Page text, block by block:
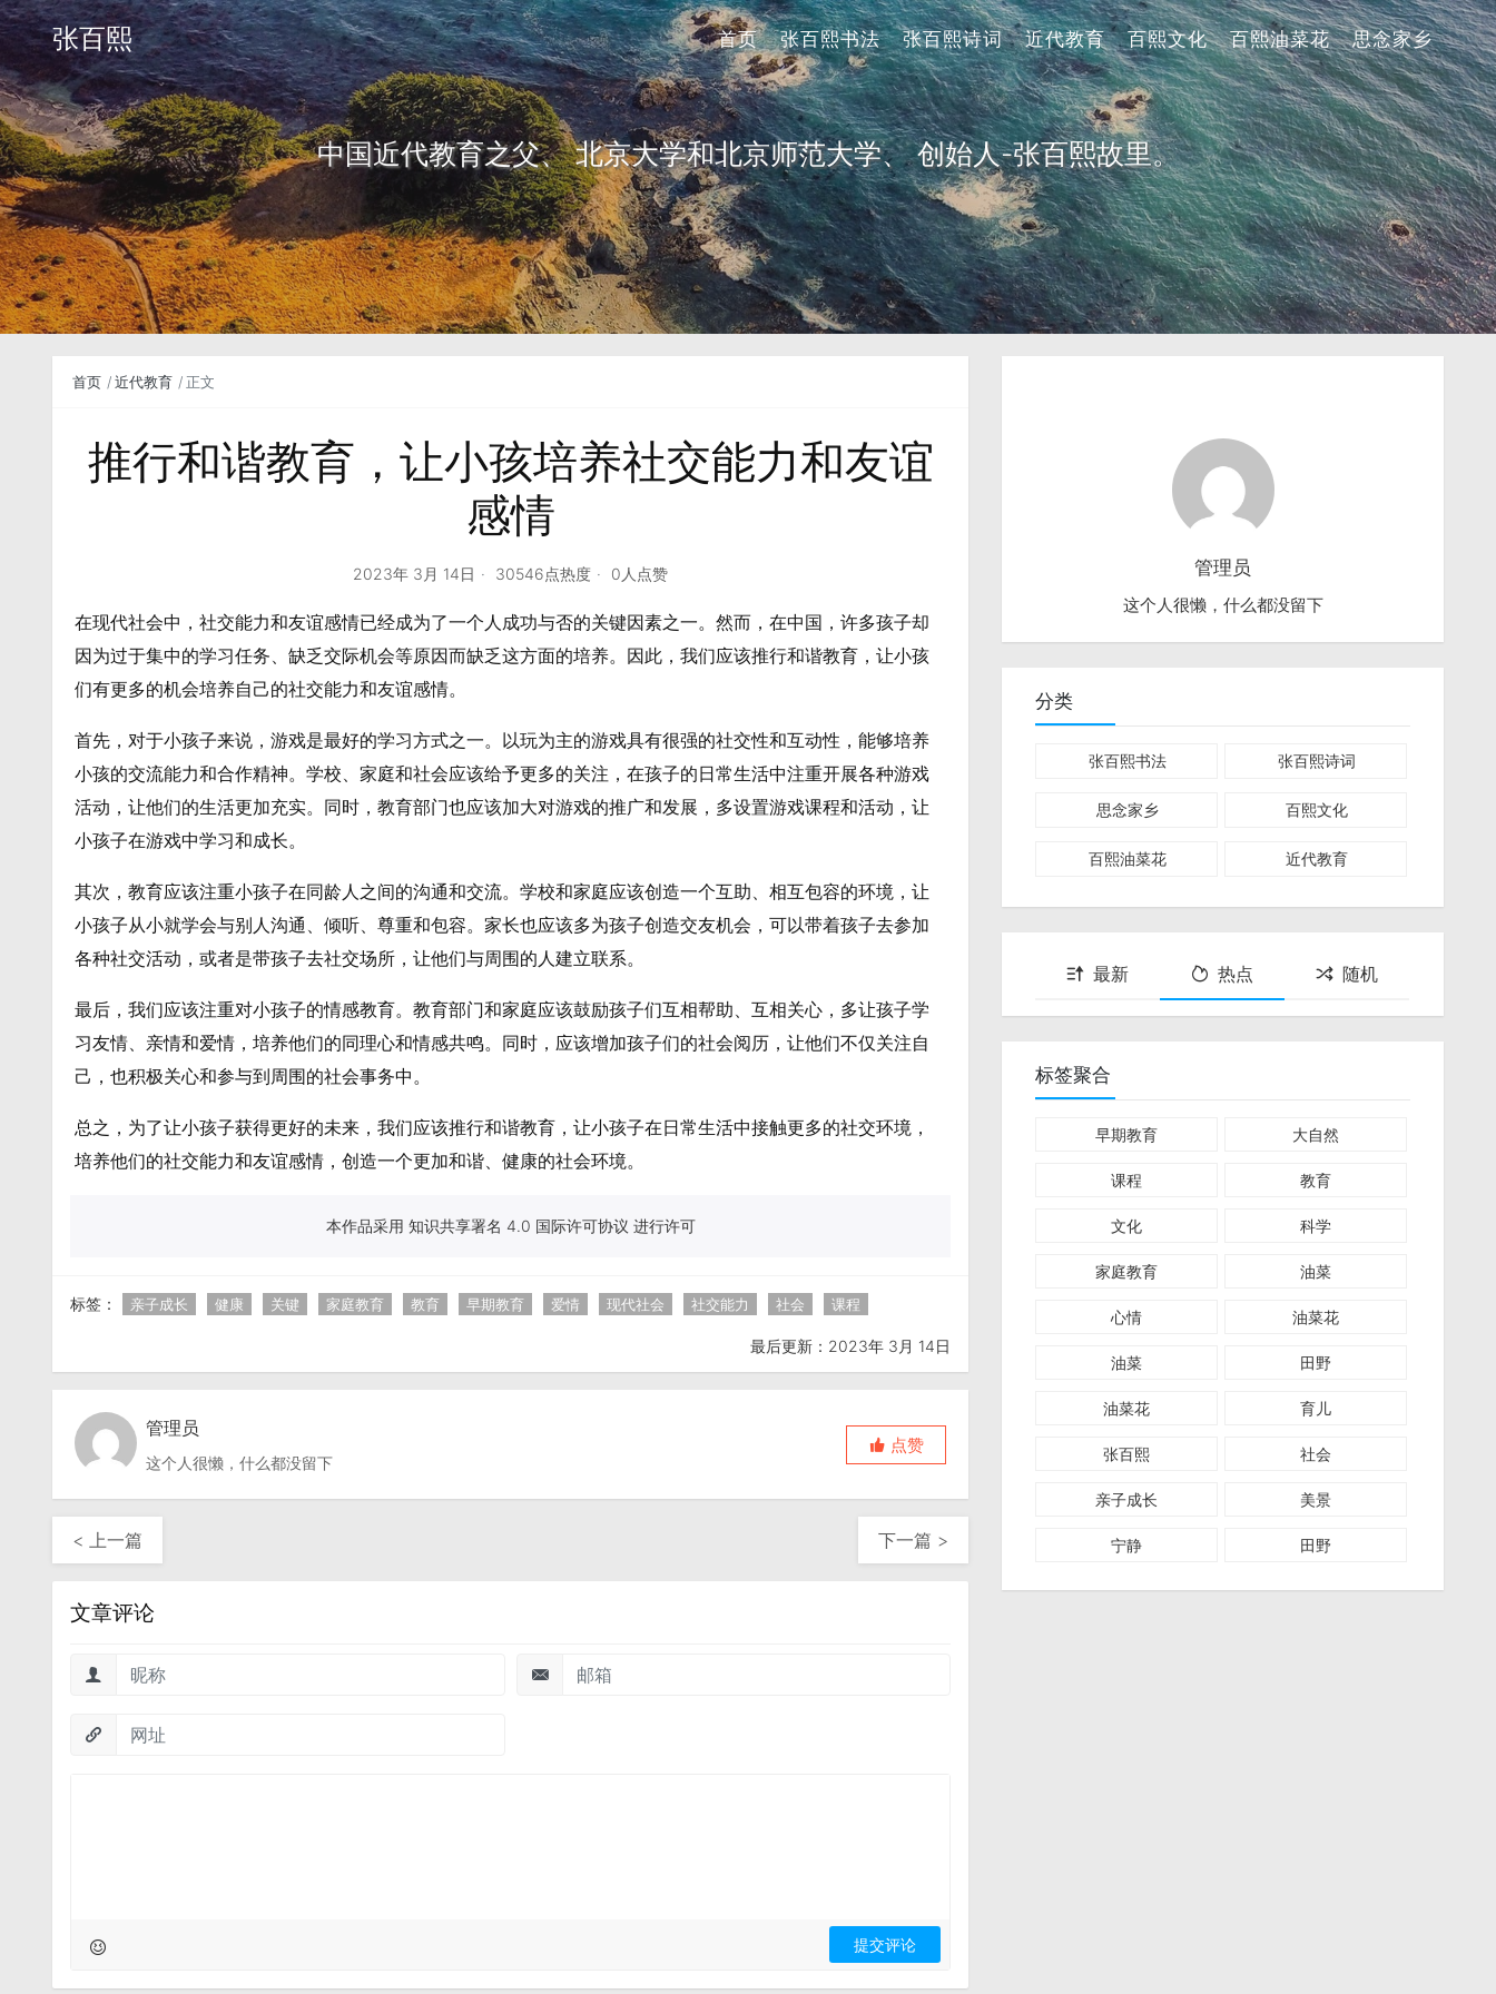
张百熙 首页 张百熙书法 张百熙诗词 近代教育 百熙文化 百熙油菜花 思念家乡
中国近代教育之父、 北京大学和北京师范大学、 创始人-张百熙故里。
首页 近代教育 正文
推行和谐教育，让小孩培养社交能力和友谊
感情
2023年 3月 14日 30546点热度 0人点赞
在现代社会中，社交能力和友谊感情已经成为了一个人成功与否的关键因素之一。然而，在中国，许多孩子却
因为过于集中的学习任务、缺乏交际机会等原因而缺乏这方面的培养。因此，我们应该推行和谐教育，让小孩
们有更多的机会培养自己的社交能力和友谊感情。
首先，对于小孩子来说，游戏是最好的学习方式之一。以玩为主的游戏具有很强的社交性和互动性，能够培养
小孩的交流能力和合作精神。学校、家庭和社会应该给予更多的关注，在孩子的日常生活中注重开展各种游戏
活动，让他们的生活更加充实。同时，教育部门也应该加大对游戏的推广和发展，多设置游戏课程和活动，让
小孩子在游戏中学习和成长。
其次，教育应该注重小孩子在同龄人之间的沟通和交流。学校和家庭应该创造一个互助、相互包容的环境，让
小孩子从小就学会与别人沟通、倾听、尊重和包容。家长也应该多为孩子创造交友机会，可以带着孩子去参加
各种社交活动，或者是带孩子去社交场所，让他们与周围的人建立联系。
最后，我们应该注重对小孩子的情感教育。教育部门和家庭应该鼓励孩子们互相帮助、互相关心，多让孩子学
习友情、亲情和爱情，培养他们的同理心和情感共鸣。同时，应该增加孩子们的社会阅历，让他们不仅关注自
己，也积极关心和参与到周围的社会事务中。
总之，为了让小孩子获得更好的未来，我们应该推行和谐教育，让小孩子在日常生活中接触更多的社交环境，
培养他们的社交能力和友谊感情，创造一个更加和谐、健康的社会环境。
本作品采用 知识共享署名 4.0 国际许可协议 进行许可
标签： 亲子成长 健康 关键 家庭教育 教育 早期教育 爱情 现代社会 社交能力 社会 课程
最后更新：2023年 3月 14日
管理员
这个人很懒，什么都没留下
点赞
< 上一篇 下一篇 >
文章评论
管理员
这个人很懒，什么都没留下
分类
张百熙书法 张百熙诗词
思念家乡 百熙文化
百熙油菜花 近代教育
最新 热点 随机
标签聚合
早期教育 大自然
课程 教育
文化 科学
家庭教育 油菜
心情 油菜花
油菜 田野
油菜花 育儿
张百熙 社会
亲子成长 美景
宁静 田野